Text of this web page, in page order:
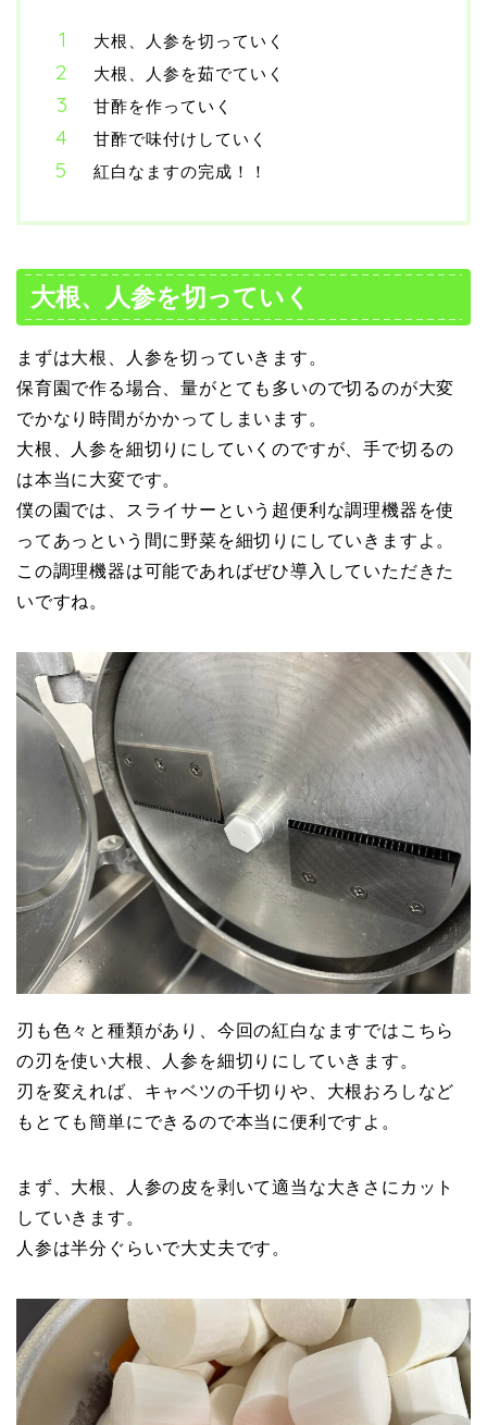
大根、人参を切っていく
大根、人参を茹でていく
甘酢を作っていく
甘酢で味付けしていく
紅白なますの完成！！
大根、人参を切っていく
まずは大根、人参を切っていきます。
保育園で作る場合、量がとても多いので切るのが大変
でかなり時間がかかってしまいます。
大根、人参を細切りにしていくのですが、手で切るの
は本当に大変です。
僕の園では、スライサーという超便利な調理機器を使
ってあっという間に野菜を細切りにしていきますよ。
この調理機器は可能であればぜひ導入していただきた
いですね。
刃も色々と種類があり、今回の紅白なますではこちら
の刃を使い大根、人参を細切りにしていきます。
刃を変えれば、キャベツの千切りや、大根おろしなど
もとても簡単にできるので本当に便利ですよ。
まず、大根、人参の皮を剥いて適当な大きさにカット
していきます。
人参は半分ぐらいで大丈夫です。